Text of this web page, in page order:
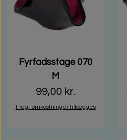
Fyrfadsstage 070
M
99,00 kr.
Fragt omkostninger tillægges